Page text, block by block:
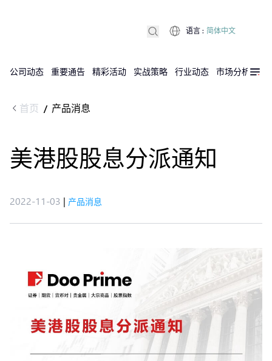
公司动态 重要通告 精彩活动 实战策略 行业动态 市场分析
语言 : 简体中文
首页 / 产品消息
美港股股息分派通知
2022-11-03 | 产品消息